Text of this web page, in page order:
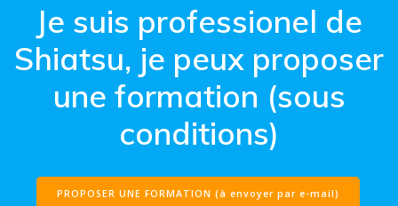
Je suis professionel de
Shiatsu, je peux proposer
une formation (sous
conditions)
PROPOSER UNE FORMATION (à envoyer par e-mail)